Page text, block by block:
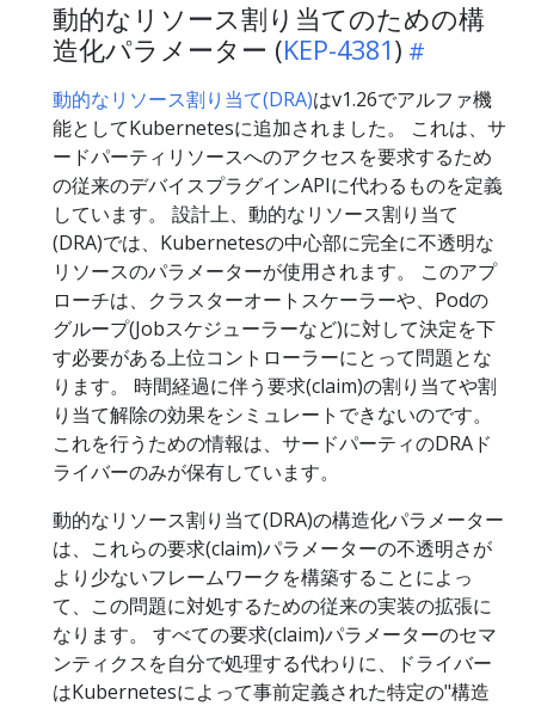
動的なリソース割り当てのための構
造化パラメーター (KEP-4381)
動的なリソース割り当て(DRA)はv1.26でアルファ機
能としてKubernetesに追加されました。 これは、サ
ードパーティリソースへのアクセスを要求するため
の従来のデバイスプラグインAPIに代わるものを定義
しています。 設計上、動的なリソース割り当て
(DRA)では、Kubernetesの中心部に完全に不透明な
リソースのパラメーターが使用されます。 このアプ
ローチは、クラスターオートスケーラーや、Podの
グループ(Jobスケジューラーなど)に対して決定を下
す必要がある上位コントローラーにとって問題とな
ります。 時間経過に伴う要求(claim)の割り当てや割
り当て解除の効果をシミュレートできないのです。
これを行うための情報は、サードパーティのDRAド
ライバーのみが保有しています。
動的なリソース割り当て(DRA)の構造化パラメーター
は、これらの要求(claim)パラメーターの不透明さが
より少ないフレームワークを構築することによっ
て、この問題に対処するための従来の実装の拡張に
なります。 すべての要求(claim)パラメーターのセマ
ンティクスを自分で処理する代わりに、ドライバー
はKubernetesによって事前定義された特定の"構造